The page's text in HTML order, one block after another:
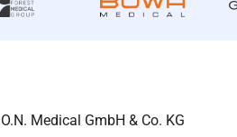
Medical GmbH & Co. KG